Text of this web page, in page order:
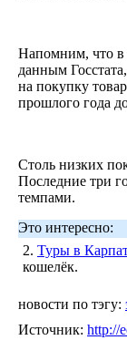
Напомним, что в
данным
на покупку
прошлого года
Столь низких
Последние три
темпами.
Это интересно:
2. Туры в
кошелёк.
новости по тэгу:
Источник: http://